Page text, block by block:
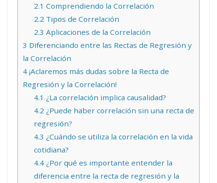
2.1 Comprendiendo la Correlación
2.2 Tipos de Correlación
2.3 Aplicaciones de la Correlación
3 Diferenciando entre las Rectas de Regresión y
la Correlación
4 ¡Aclaremos más dudas sobre la Recta de
Regresión y la Correlación!
4.1 ¿La correlación implica causalidad?
4.2 ¿Puede haber correlación sin una recta de
regresión?
4.3 ¿Cuándo se utiliza la correlación en la vida
cotidiana?
4.4¿Por qué es importante entender la
diferencia entre la recta de regresión y la